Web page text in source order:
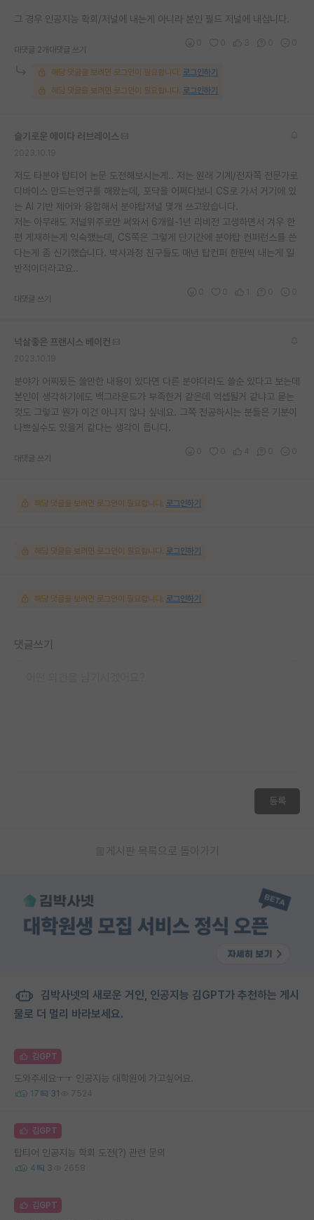
그 경우 인공지능 확회/저널에 내는게 아니라 본인 필드 저널에 내십니다.
대댓글 2개 대댓글 쓰기
해당 댓글을 보려면 로그인이 필요합니다. 로그인하기
해당 댓글을 보려면 로그인이 필요합니다. 로그인하기
슬기로운 에이다 러브레이스
저도 타분야 탑티어 논문 도전해보시는게.. 저는 원래 기계/전자쪽 전문가로
디바이스 만드는연구를 해왔는데, 포닥을 어쩌다보니 CS로 가서 거기에 있
는 AI 기반 제어와 융합해서 분야탑저널 몇개 쓰고왔습니다.
저는 아무래도 저널위주로만 써와서 6개월-1년 리비전 고생하면서 겨우 한
편 게재하는게 익숙했는데, CS쪽은 그렇게 단기간에 분야탑 컨퍼런스를 쓴
다는게 좀 신기했습니다. 박사과정 친구들도 매년 탑컨퍼 한편씩 내는게 일
반적이더라고요..
대댓글 쓰기
넉살좋은 프랜시스 베이컨
분야가 어찌됬든 쓸만한 내용이 있다면 다른 분야더라도 쓸순 있다고 보는데
본인이 생각하기에도 백그라운드가 부족한거 같은데 억셉될거 같냐고 묻는
것도 그렇고 뭔가 이건 아니지 않나 싶네요. 그쪽 전공하시는 분들은 기분이
나쁘실수도 있을거 같다는 생각이 듭니다.
대댓글 쓰기
해당 댓글을 보려면 로그인이 필요합니다. 로그인하기
해당 댓글을 보려면 로그인이 필요합니다. 로그인하기
해당 댓글을 보려면 로그인이 필요합니다. 로그인하기
댓글쓰기
등록
게시판 목록으로 돌아가기
김박사넷의 새로운 거인, 인공지능 김GPT가 추천하는 게시
물로 더 멀리 바라보세요.
김GPT
도와주세요ㅜㅜ 인공지능 대학원에 가고싶어요.
17 31 7524
김GPT
탑티어 인공지능 학회 도전(?) 관련 문의
4 3 2658
김GPT